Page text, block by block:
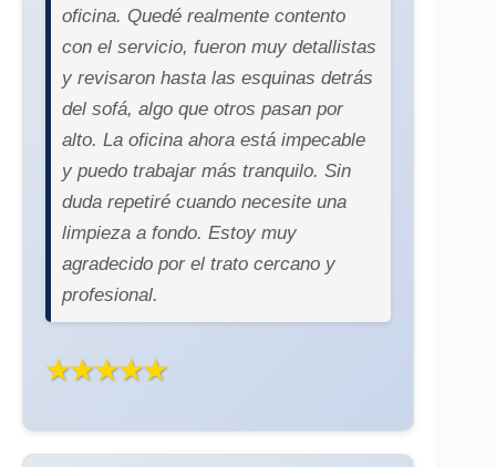
oficina. Quedé realmente contento
con el servicio, fueron muy detallistas
y revisaron hasta las esquinas detrás
del sofá, algo que otros pasan por
alto. La oficina ahora está impecable
y puedo trabajar más tranquilo. Sin
duda repetiré cuando necesite una
limpieza a fondo. Estoy muy
agradecido por el trato cercano y
profesional.
★★★★★